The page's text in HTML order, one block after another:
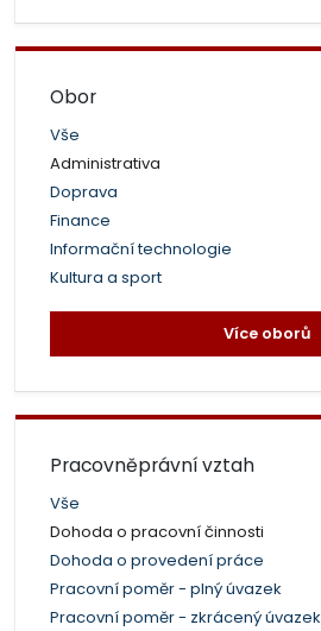
Obor
Vše
Administrativa
Doprava
Finance
Informační technologie
Kultura a sport
Více oborů
Pracovněprávní vztah
Vše
Dohoda o pracovní činnosti
Dohoda o provedení práce
Pracovní poměr - plný úvazek
Pracovní poměr - zkrácený úvazek